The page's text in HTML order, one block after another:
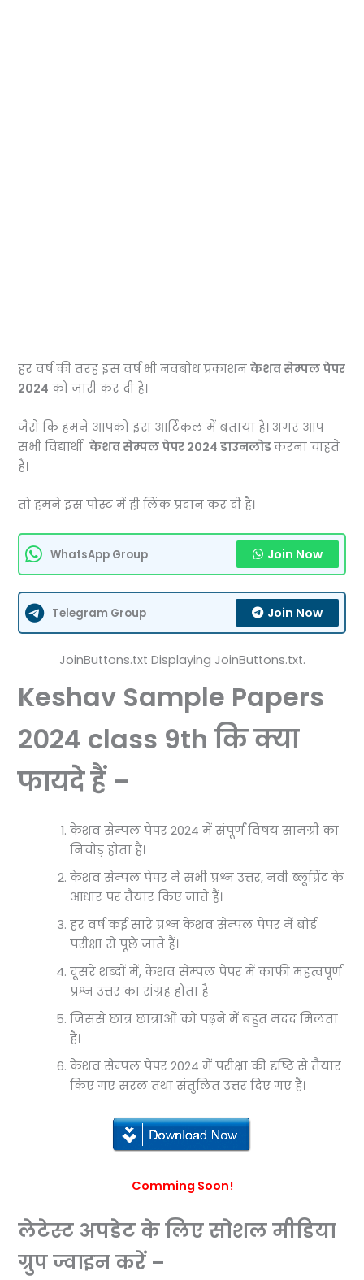
हर वर्ष की तरह इस वर्ष भी नवबोध प्रकाशनकेशव सेम्पल पेपर
2024 को जारी कर दी है।
जैसे कि हमने आपको इस आर्टिकल में बताया है। अगर आप
सभी विद्यार्थीकेशव सेम्पल पेपर 2024 डाउनलोडकरना चाहते
हैं।
तो हमने इस पोस्ट में ही लिंक प्रदान कर दी है।
WhatsApp Group Join Now
Telegram Group Join Now
JoinButtons.txt Displaying JoinButtons.txt.
Keshav Sample Papers
2024 class 9th कि क्या
फायदे हैं –
केशव सेम्पल पेपर 2024 में संपूर्ण विषय सामग्री का
निचोड़ होता है।
केशव सेम्पल पेपर में सभी प्रश्न उत्तर, नवी ब्लूप्रिंट के
आधार पर तैयार किए जाते हैं।
हर वर्ष कई सारे प्रश्न केशव सेम्पल पेपर में बोर्ड
परीक्षा से पूछे जाते हैं।
दूसरे शब्दों में, केशव सेम्पल पेपर में काफी महत्वपूर्ण
प्रश्न उत्तर का संग्रह होता है
जिससे छात्र छात्राओं को पढ़ने में बहुत मदद मिलता
है।
केशव सेम्पल पेपर 2024 में परीक्षा की दृष्टि से तैयार
किए गए सरल तथा संतुलित उत्तर दिए गए हैं।
Comming Soon!
लेटेस्ट अपडेट के लिए सोशल मीडिया
ग्रुप ज्वाइन करें –